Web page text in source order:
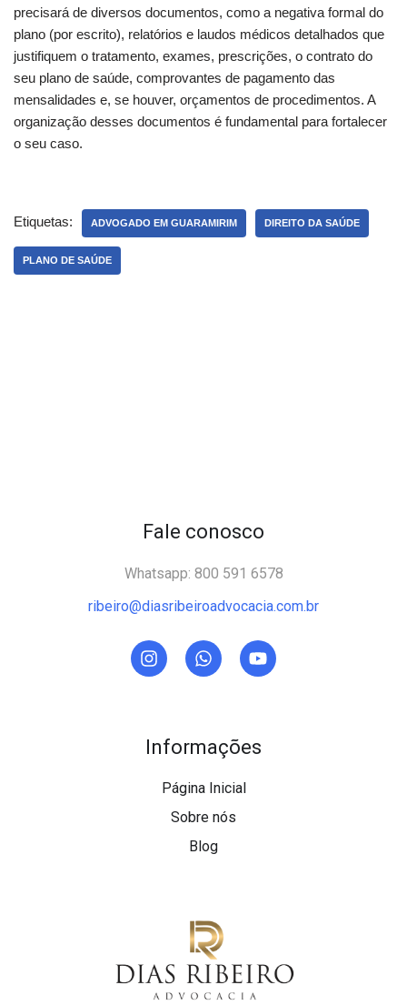
precisará de diversos documentos, como a negativa formal do
plano (por escrito), relatórios e laudos médicos detalhados que
justifiquem o tratamento, exames, prescrições, o contrato do
seu plano de saúde, comprovantes de pagamento das
mensalidades e, se houver, orçamentos de procedimentos. A
organização desses documentos é fundamental para fortalecer
o seu caso.
Etiquetas: ADVOGADO EM GUARAMIRIM DIREITO DA SAÚDE
PLANO DE SAÚDE
Informações
Página Inicial
Sobre nós
Blog
Fale conosco
Whatsapp: 800 591 6578
ribeiro@diasribeiroadvocacia.com.br